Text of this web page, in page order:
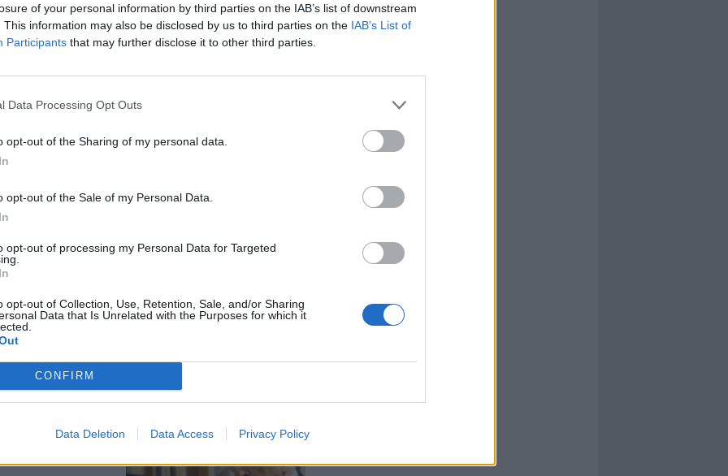
of your personal information by third parties on the IAB’s list of downstream
This information may also be disclosed by us to third parties on the IAB’s List of
Participants that may further disclose it to other third parties.
Data Processing Opt Outs
opt-out of the Sharing of my personal data.
opt-out of the Sale of my Personal Data.
opt-out of processing my Personal Data for Targeted
opt-out of Collection, Use, Retention, Sale, and/or Sharing
Data that Is Unrelated with the Purposes for which it
CONFIRM
Data Deletion Data Access Privacy Policy
riserva
di Laura
che
una
verità